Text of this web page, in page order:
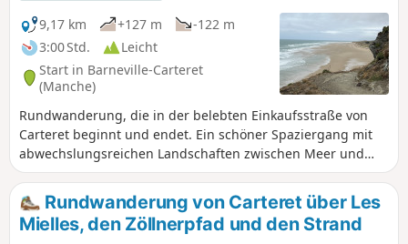
9,17 km
+127 m
-122 m
3:00 Std.
Leicht
Start in Barneville-Carteret
(Manche)
Rundwanderung, die in der belebten Einkaufsstraße von
Carteret beginnt und endet. Ein schöner Spaziergang mit
abwechslungsreichen Landschaften zwischen Meer und
Land. atemberaubende Ausblicke auf Strände und Dünen.
Durchquerung der Dünen, Flora und Fauna zum
Bewundern. Mögliche Pause am Fuße der Ruinen der
Kirche Saint-Germain.
Rundwanderung von Carteret über Les
Mielles, den Zöllnerpfad und den Strand